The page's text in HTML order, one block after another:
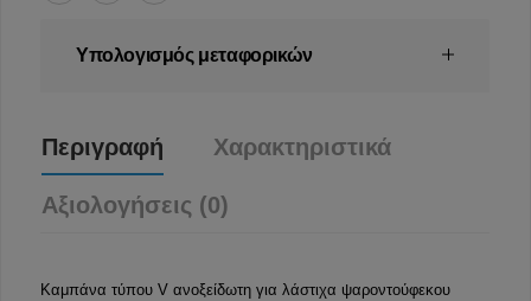
Υπολογισμός μεταφορικών
Περιγραφή Χαρακτηριστικά
Αξιολογήσεις (0)
Καμπάνα τύπου V ανοξείδωτη για λάστιχα ψαροντούφεκου